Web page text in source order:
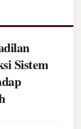
Sistem